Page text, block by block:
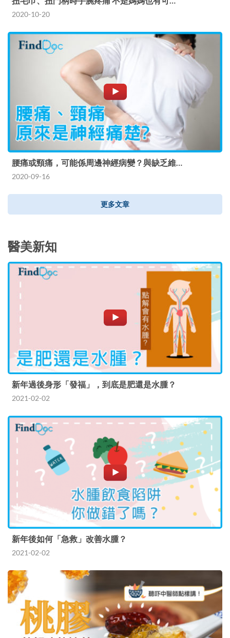
2020-10-20
腰痛或頸痛，可能係周邊神經病變？與缺乏維…
2020-09-16
更多文章
醫美新知
新年過後身形「發福」，到底是肥還是水腫？
2021-02-02
新年後如何「急救」改善水腫？
2021-02-02